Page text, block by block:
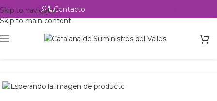
Skip to navigation
Skip to main content
Contacto